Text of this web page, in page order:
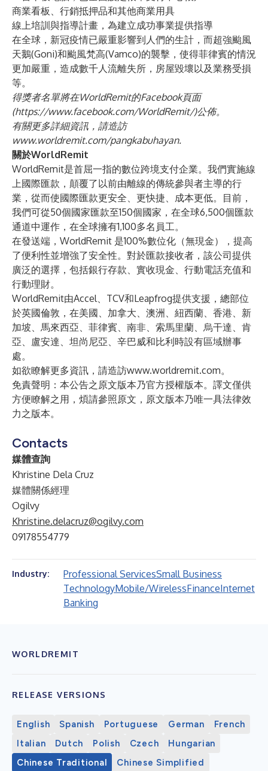
商業看板、行銷抵押品和其他商業用具
線上培訓與指導計畫，為建立成功事業提供指導
在全球，新冠疫情已嚴重影響到人們的生計，而超強颱風
天鵝(Goni)和颱風梵高(Vamco)的襲擊，使得菲律賓的情況
更加嚴重，造成數千人流離失所，房屋毀壞以及業務受損
等。
得獎者名單將在WorldRemit的Facebook頁面
(https://www.facebook.com/WorldRemit/)公佈。
有關更多詳細資訊，請造訪
www.worldremit.com/pangkabuhayan.
關於WorldRemit
WorldRemit是首屈一指的數位跨境支付企業。我們實施線
上國際匯款，顛覆了以前由離線的傳統參與者主導的行
業，從而使國際匯款更安全、更快捷、成本更低。目前，
我們可從50個國家匯款至150個國家，在全球6,500個匯款
通道中運作，在全球擁有1,100多名員工。
在發送端，WorldRemit 是100%數位化（無現金），提高
了便利性並增強了安全性。對於匯款接收者，該公司提供
廣泛的選擇，包括銀行存款、實收現金、行動電話充值和
行動理財。
WorldRemit由Accel、TCV和Leapfrog提供支援，總部位
於英國倫敦，在美國、加拿大、澳洲、紐西蘭、香港、新
加坡、馬來西亞、菲律賓、南非、索馬里蘭、烏干達、肯
亞、盧安達、坦尚尼亞、辛巴威和比利時設有區域辦事
處。
如欲瞭解更多資訊，請造訪www.worldremit.com。
免責聲明：本公告之原文版本乃官方授權版本。譯文僅供
方便瞭解之用，煩請參照原文，原文版本乃唯一具法律效
力之版本。
Contacts
媒體查詢
Khristine Dela Cruz
媒體關係經理
Ogilvy
Khristine.delacruz@ogilvy.com
09178554779
Industry: Professional ServicesSmall Business
TechnologyMobile/WirelessFinanceInternet
Banking
WORLDREMIT
RELEASE VERSIONS
English Spanish Portuguese German
French
Italian
Dutch Polish Czech
Hungarian
Chinese Traditional
Chinese Simplified